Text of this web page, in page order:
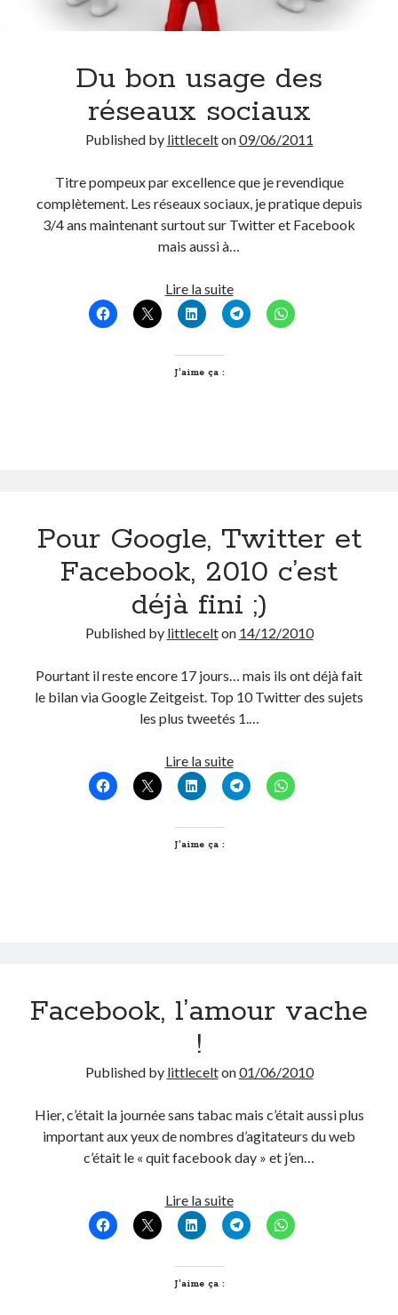
Du bon usage des
réseaux sociaux
Published by littlecelton09/06/2011
Titre pompeux par excellence que je revendique
complètement. Les réseaux sociaux, je pratique depuis
3/4 ans maintenant surtout sur Twitter et Facebook
mais aussi à…
Lire la suiteDu
bon
usage
J’aime ça :
Pour Google, Twitter et
Facebook, 2010 c’est
déjà fini ;)
Published by littlecelton 14/12/2010
Pourtant il reste encore 17 jours… mais ils ont déjà fait
le bilan via Google Zeitgeist. Top 10 Twitter des sujets
les plus tweetés 1.…
Lire la suitePour
Google,
Twitter
J’aime ça :
Facebook, l’amour vache
!
Published by littlecelton01/06/2010
Hier, c’était la journée sans tabac mais c’était aussi plus
important aux yeux de nombres d’agitateurs du web
c’était le « quit facebook day » et j’en…
Lire la suiteFacebook,
l’amour
vache
J’aime ça :